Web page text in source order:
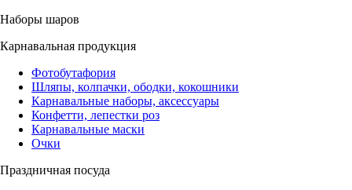
Наборы шаров
Карнавальная продукция
Фотобутафория
Шляпы, колпачки, ободки, кокошники
Карнавальные наборы, аксессуары
Конфетти, лепестки роз
Карнавальные маски
Очки
Праздничная посуда